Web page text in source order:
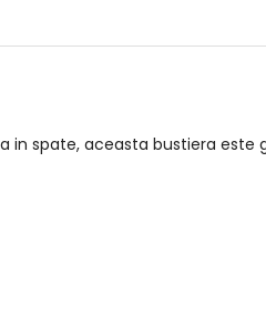
in spate, aceasta bustiera